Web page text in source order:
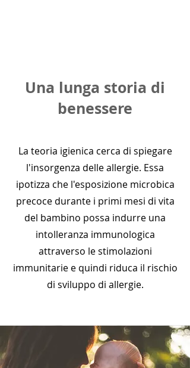
Una lunga storia di
benessere
La teoria igienica cerca di spiegare
l'insorgenza delle allergie. Essa
ipotizza che l'esposizione microbica
precoce durante i primi mesi di vita
del bambino possa indurre una
intolleranza immunologica
attraverso le stimolazioni
immunitarie e quindi riduca il rischio
di sviluppo di allergie.